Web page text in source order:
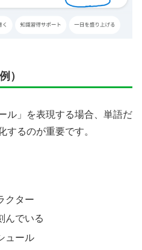
）
ル」を表現する場合、単語だ
するのが重要です。
クター
んでいる
ュール